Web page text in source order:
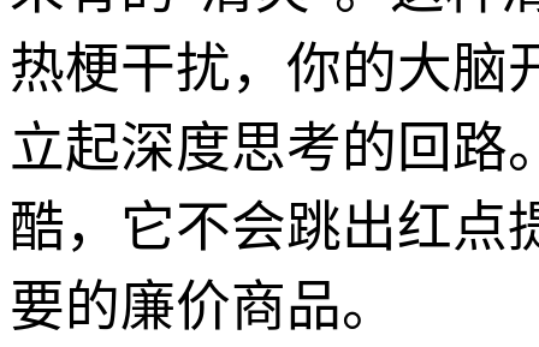
热梗干扰，你的大脑
立起深度思考的回路
酷，它不会跳出红点
要的廉价商品。